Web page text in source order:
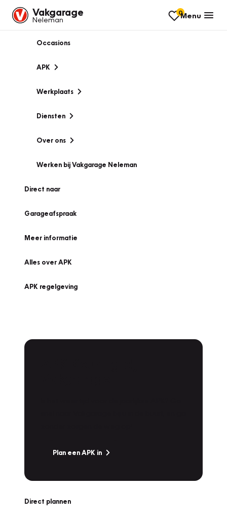
Vakgarage
Neleman
0Menu
Occasions
APK
Werkplaats
Diensten
Over ons
Werken bij Vakgarage Neleman
Direct naar
Garageafspraak
Meer informatie
Alles over APK
APK regelgeving
Plan een APK in
Direct plannen